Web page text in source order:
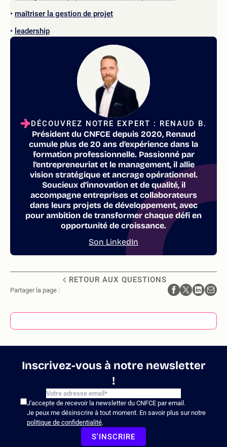
maîtriser la gestion de projet
leadership
DÉCOUVREZ NOTRE EXPERT : RENAUD B.
Président du CNFCE depuis 2020, Renaud
cumule plus de 20 ans d’expérience dans la
formation professionnelle. Passionné par
l’entrepreneuriat et le management, il allie
vision stratégique et ancrage opérationnel.
Soucieux d’innovation et de qualité, il
accompagne entreprises et collaborateurs
dans leurs projets de développement, avec
pour ambition de transformer chaque défi en
opportunité de croissance.
Son LinkedIn
RETOUR AUX QUESTIONS
Partager la page :
Inscrivez-vous à notre newsletter
!
J'accepte de recevoir la newsletter du CNFCE par email.
Je peux me désinscrire à tout moment. En savoir plus sur notre
politique de confidentialité.
S'INSCRIRE